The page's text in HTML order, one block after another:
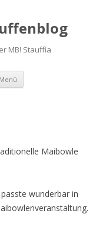
MB! Stauffia
Menü
Maibowle
wunderbar in